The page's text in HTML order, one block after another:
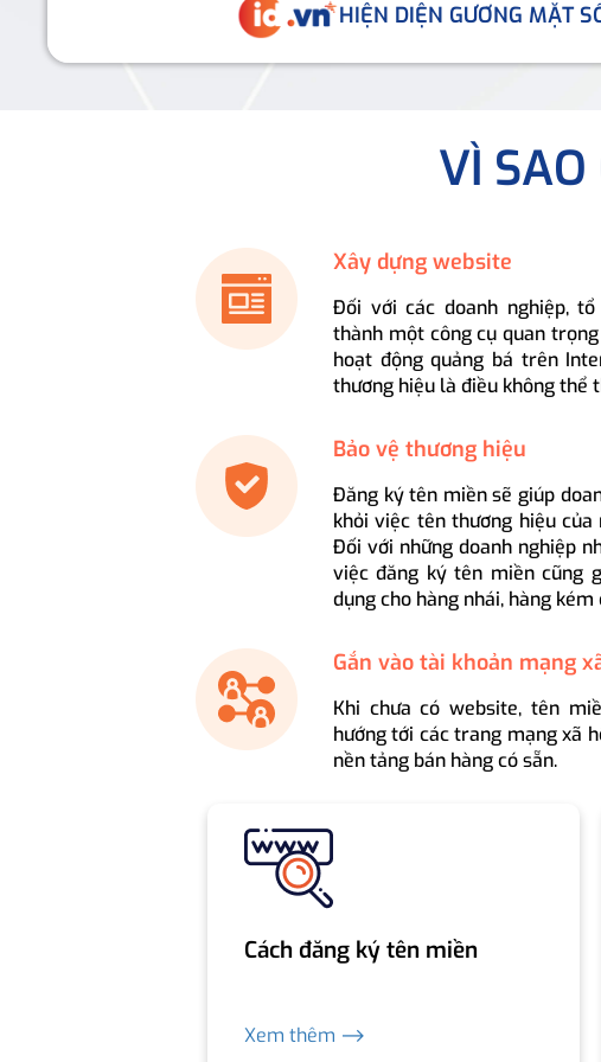
HIỆN DIỆN GƯƠNG MẶT
VÌ
Xây dựng website
Đối với các doanh nghiệp,
thành một công cụ quan
hoạt động quảng bá trên
thương hiệu là điều không thể
Bảo vệ thương hiệu
Đăng ký tên miền sẽ giúp
khỏi việc tên thương hiệu
Đối với những doanh nghiệp
việc đăng ký tên miền cũng
dụng cho hàng nhái, hàng
Gắn vào tài khoản mạng
Khi chưa có website, tên
hướng tới các trang mạng xã
nền tảng bán hàng có sẵn.
Cách đăng ký tên miền
Xem thêm ⟶